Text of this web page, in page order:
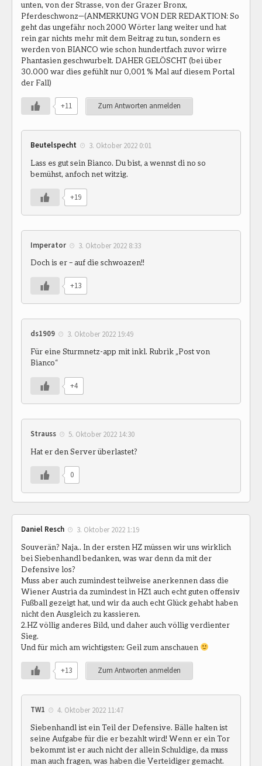
unten, von der Strasse, von der Grazer Bronx,
Pferdeschwonz—(ANMERKUNG VON DER REDAKTION: So
geht das ungefähr noch 2000 Wörter lang weiter und hat
rein gar nichts mehr mit dem Beitrag zu tun, sondern es
werden von BIANCO wie schon hundertfach zuvor wirre
Phantasien geschwurbelt. DAHER GELÖSCHT (bei über
30.000 war dies gefühlt nur 0,001 % Mal auf diesem Portal
der Fall)
+11 Zum Antworten anmelden
Beutelspecht 3. Oktober 2022 0:01
Lass es gut sein Bianco. Du bist, a wennst di no so
bemühst, anfoch net witzig.
+19
Imperator 3. Oktober 2022 8:33
Doch is er – auf die schwoazen!!
+13
ds1909 3. Oktober 2022 19:49
Für eine Sturmnetz-app mit inkl. Rubrik „Post von
Bianco“
+4
Strauss 5. Oktober 2022 14:30
Hat er den Server überlastet?
0
Daniel Resch 3. Oktober 2022 1:19
Souverän? Naja.. In der ersten HZ müssen wir uns wirklich
bei Siebenhandl bedanken, was war denn da mit der
Defensive los?
Muss aber auch zumindest teilweise anerkennen dass die
Wiener Austria da zumindest in HZ1 auch echt guten offensiv
Fußball gezeigt hat, und wir da auch echt Glück gehabt haben
nicht den Ausgleich zu kassieren.
2.HZ völlig anderes Bild, und daher auch völlig verdienter
Sieg.
Und für mich am wichtigsten: Geil zum anschauen
+13 Zum Antworten anmelden
TW1 4. Oktober 2022 11:47
Siebenhandl ist ein Teil der Defensive. Bälle halten ist
seine Aufgabe für die er bezahlt wird! Wenn er ein Tor
bekommt ist er auch nicht der allein Schuldige, da muss
man auch fragen, was haben die Verteidiger gemacht.